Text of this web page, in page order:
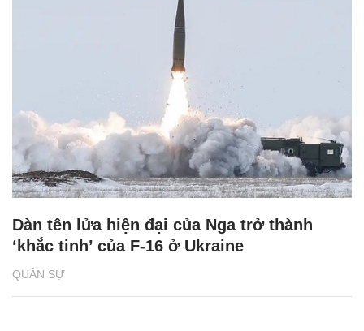
QUÂN SỰ
Dàn tên lửa hiện đại của Nga trở thành
‘khắc tinh’ của F-16 ở Ukraine